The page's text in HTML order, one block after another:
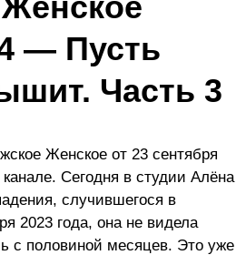
— Пусть
Часть 3
Женское от 23 сентября
Сегодня в студии Алёна
случившегося в
2023 года, она не видела
с половиной месяцев. Это уже